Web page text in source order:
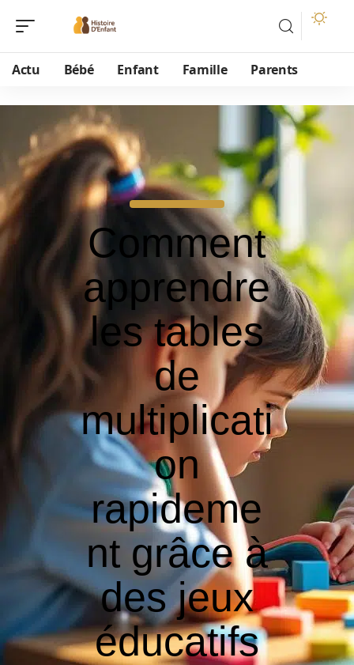
Actu Bébé Enfant Famille Parents
Comment
apprendre
les tables
de
multiplicati
on
rapideme
nt grâce à
des jeux
éducatifs